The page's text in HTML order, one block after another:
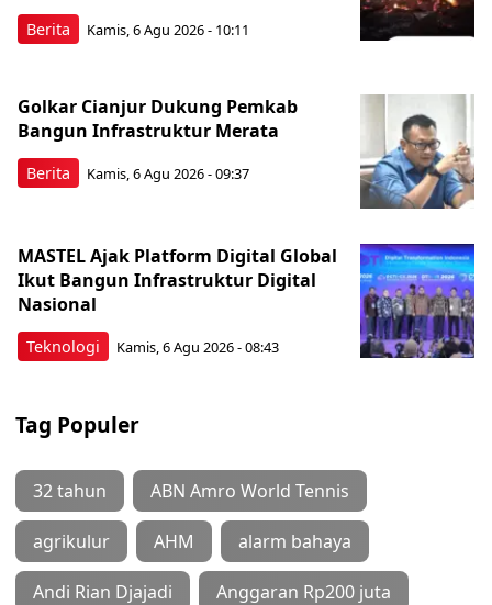
Berita Kamis, 6 Agu 2026 - 10:11
Berita
Golkar Cianjur Dukung Pemkab
Bangun Infrastruktur Merata
Kamis, 6 Agu 2026 - 09:37
Teknologi
MASTEL Ajak Platform Digital Global
Ikut Bangun Infrastruktur Digital
Nasional
Kamis, 6 Agu 2026 - 08:43
Tag Populer
32 tahun ABN Amro World Tennis
agrikulur AHM alarm bahaya
Andi Rian Djajadi Anggaran Rp200 juta